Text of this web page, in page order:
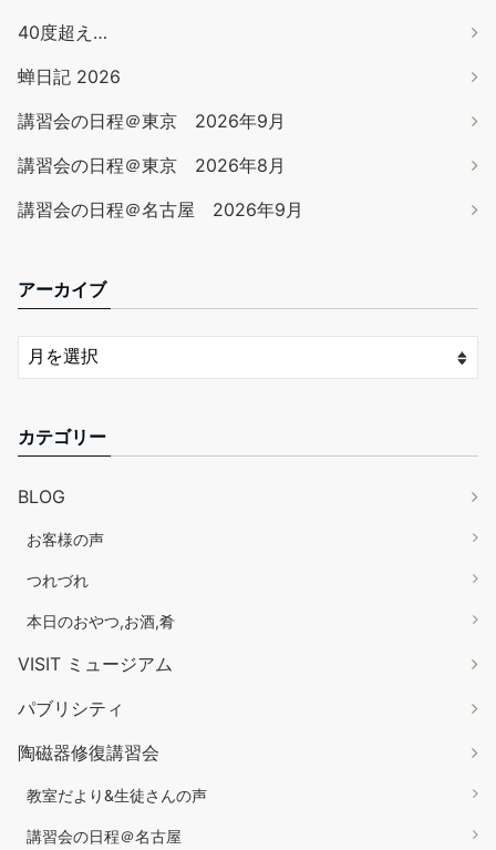
40度超え…
蝉日記 2026
講習会の日程＠東京 2026年9月
講習会の日程＠東京 2026年8月
講習会の日程＠名古屋 2026年9月
アーカイブ
カテゴリー
BLOG
お客様の声
つれづれ
本日のおやつ,お酒,肴
VISIT ミュージアム
パブリシティ
陶磁器修復講習会
教室だより&生徒さんの声
講習会の日程＠名古屋